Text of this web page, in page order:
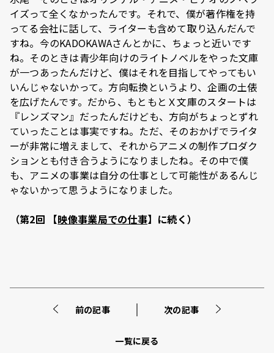
イズって全くなかったんです。それで、僕が著作権を持
ってる会社に話して、ライターも含めて取り込んだんで
すね。今のKADOKAWAさんとかに、ちょっと近いです
ね。そのときは青少年向けのライトノベルをやった文庫
が一つあったんだけど、僕はそれを目指してやってもい
いんじゃないかって。方向転換というより、企画の土俵
を広げたんです。だから、もともとＸ文庫のスタートは
『レンズマン』だったんだけども、方向がちょっとずれ
ていったことは事実ですね。ただ、そのおかげでライタ
ーが非常に増えまして、それからアニメの制作プロダク
ションとも付き合うようになりましたね。その中で僕
も、アニメの事業は自分の仕事として可能性があるんじ
ゃないかって思うようになりました。
（第2回 【映像事業局での仕事】に続く）
前の記事
一覧に戻る
次の記事